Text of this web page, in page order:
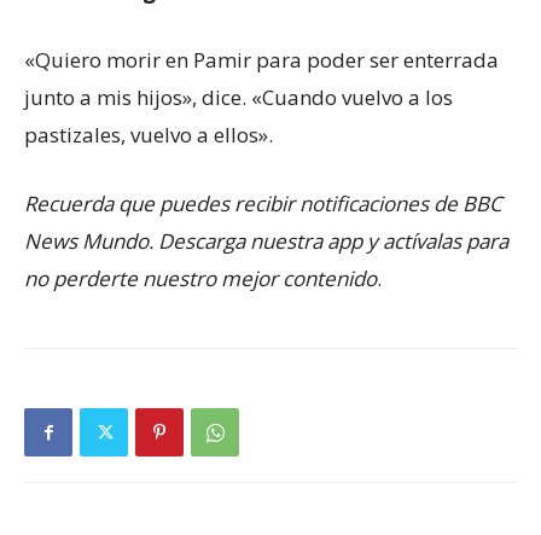
«Quiero morir en Pamir para poder ser enterrada
junto a mis hijos», dice. «Cuando vuelvo a los
pastizales, vuelvo a ellos».
Recuerda que puedes recibir notificaciones de BBC
News Mundo. Descarga nuestra app y actívalas para
no perderte nuestro mejor contenido.